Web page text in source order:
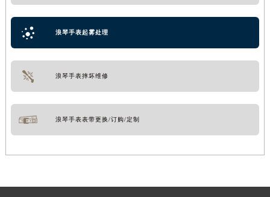
浪琴手表起雾处理
浪琴手表摔坏维修
浪琴手表表带更换/订购/定制